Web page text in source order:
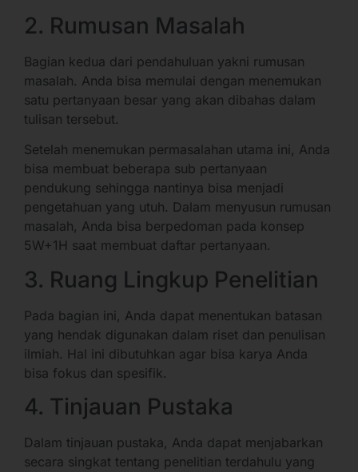
2. Rumusan Masalah
Bagian kedua dari pendahuluan yakni rumusan
masalah. Anda bisa memulai dengan menemukan
satu pertanyaan besar yang akan dibahas dalam
tulisan tersebut.
Setelah menemukan permasalahan utama ini, Anda
bisa membuat beberapa sub pertanyaan
pendukung sehingga nantinya bisa menjadi
pengetahuan yang utuh. Dalam menyusun rumusan
masalah, Anda bisa berpedoman pada konsep
5W+1H saat membuat daftar pertanyaan.
3. Ruang Lingkup Penelitian
Pada bagian ini, Anda dapat menentukan batasan
yang hendak digunakan dalam riset dan penulisan
ilmiah. Hal ini dibutuhkan agar bisa karya Anda
bisa fokus dan spesifik.
4. Tinjauan Pustaka
Dalam tinjauan pustaka, Anda dapat menjabarkan
secara singkat tentang penelitian terdahulu yang